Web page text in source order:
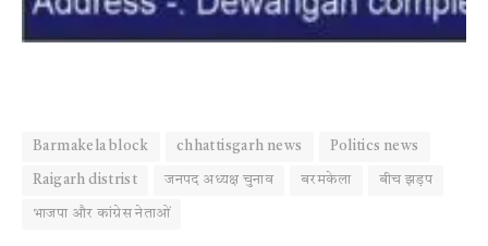
Barmakela block chhattisgarh news Politics news
Raigarh distrist जनपद अध्यक्ष चुनाव बरमकेला बीच झड़प
भाजपा और कांग्रेस नेताओं